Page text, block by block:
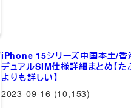
iPhone 15シリーズ中国本土/香
デュアルSIM仕様詳細まとめ【た
よりも詳しい】
2023-09-16 (10,153)